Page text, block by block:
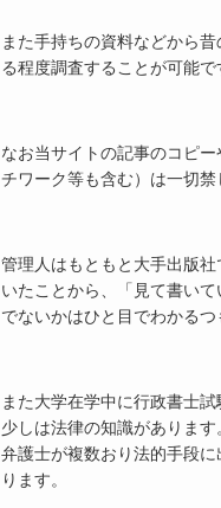
また手持ちの資料などから
る程度調査することが可能で
なお当サイトの記事のコピ
チワーク等も含む）は一切禁
管理人はもともと大手出版
いたことから、「見て書いて
でないかはひと目でわかるつ
また大学在学中に行政書士
少しは法律の知識がありま
弁護士が複数おり法的手段
ります。